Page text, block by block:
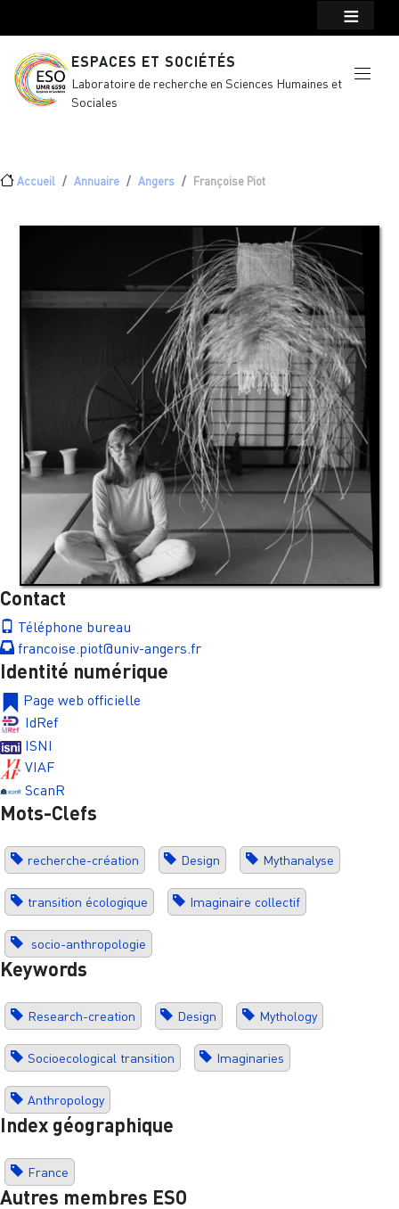
ESPACES ET SOCIÉTÉS
Laboratoire de recherche en Sciences Humaines et
Sociales
Fil d'Ariane
Accueil Annuaire Angers Françoise Piot
Contact
Téléphone bureau
francoise.piot@univ-angers.fr
Identité numérique
Page web officielle
IdRef
ISNI
VIAF
ScanR
Mots-Clefs
recherche-création Design Mythanalyse
transition écologique Imaginaire collectif
socio-anthropologie
Keywords
Research-creation Design Mythology
Socioecological transition Imaginaries
Anthropology
Index géographique
France
Autres membres ESO